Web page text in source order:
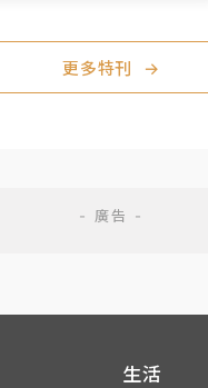
更多特刊 →
生活